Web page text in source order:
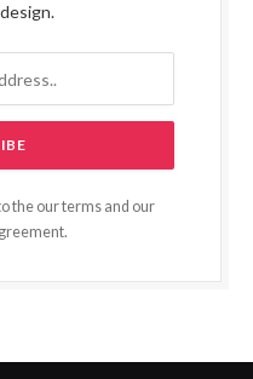
the our terms and our